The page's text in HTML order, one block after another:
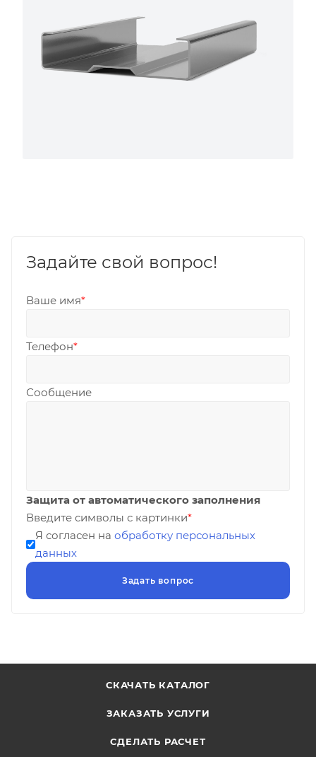
Задайте свой вопрос!
Ваше имя*
Телефон*
Сообщение
Защита от автоматического заполнения
Введите символы с картинки*
Я согласен на обработку персональных
данных
СКАЧАТЬ КАТАЛОГ
ЗАКАЗАТЬ УСЛУГИ
СДЕЛАТЬ РАСЧЕТ